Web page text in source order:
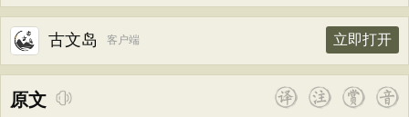
古文岛 客户端 立即打开
原文